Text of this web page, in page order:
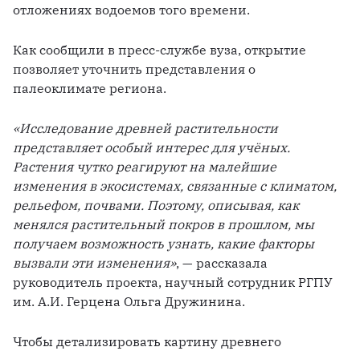
отложениях водоемов того времени.
Как сообщили в пресс-службе вуза, открытие
позволяет уточнить представления о
палеоклимате региона.
«Исследование древней растительности
представляет особый интерес для учёных.
Растения чутко реагируют на малейшие
изменения в экосистемах, связанные с климатом,
рельефом, почвами. Поэтому, описывая, как
менялся растительный покров в прошлом, мы
получаем возможность узнать, какие факторы
вызвали эти изменения», — рассказала
руководитель проекта, научный сотрудник РГПУ
им. А.И. Герцена Ольга Дружинина.
Чтобы детализировать картину древнего